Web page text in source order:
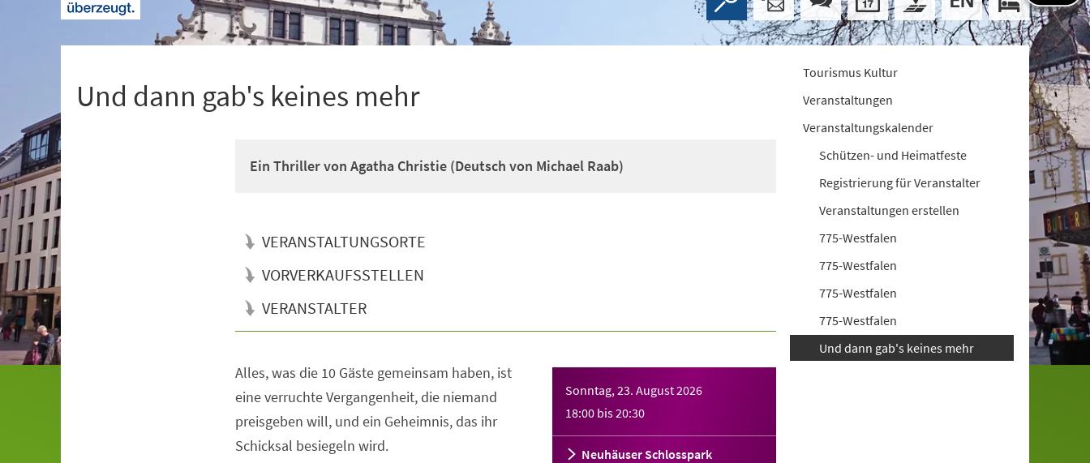
Und dann gab's keines mehr
Ein Thriller von Agatha Christie (Deutsch von Michael Raab)
VERANSTALTUNGSORTE
VORVERKAUFSSTELLEN
VERANSTALTER
Sonntag, 23. August 2026
18:00 bis20:30
Neuhäuser Schlosspark
Alles, was die 10 Gäste gemeinsam haben, ist
eine verruchte Vergangenheit, die niemand
preisgeben will, und ein Geheimnis, das ihr
Schicksal besiegeln wird.
Tourismus Kultur
Veranstaltungen
Veranstaltungskalender
Schützen- und Heimatfeste
Registrierung für Veranstalter
Veranstaltungen erstellen
775-Westfalen
775-Westfalen
775-Westfalen
775-Westfalen
Und dann gab's keines mehr